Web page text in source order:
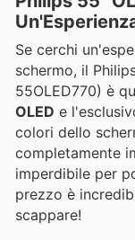
Se cerchi
schermo, il
55OLED770) è
OLED e
colori dello
completamente
imperdibile per
prezzo è
scappare!